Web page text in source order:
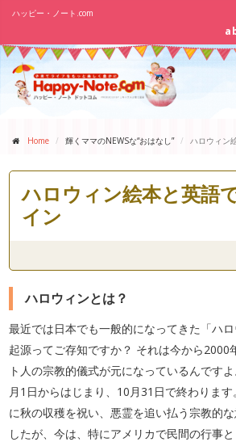
ハッピー・ノート.com
Home 輝くママのNEWSな“おはなし” ハロウィン
ハロウィン絵本と英語
イン
ハロウィンとは？
最近では日本でも一般的になってきた「ハ
起源ってご存知ですか？ それは今から2000
ト人の宗教的儀式が元になっているんです
月1日からはじまり、10月31日で終わりま
に秋の収穫を祝い、悪霊を追い払う宗教的
したが、今は、特にアメリカで民間の行事と